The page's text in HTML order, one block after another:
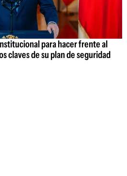
para hacer frente al
claves de su plan de seguridad